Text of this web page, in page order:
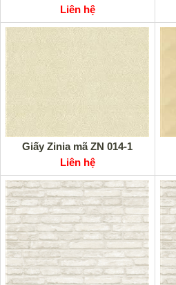
Liên hệ
Giấy Zinia mã ZN 014-1
Liên hệ